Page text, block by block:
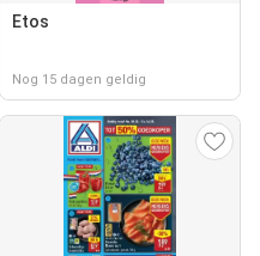
Etos
Nog 15 dagen geldig